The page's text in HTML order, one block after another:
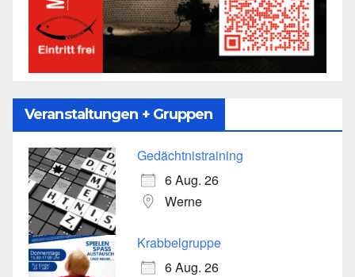
Veranstaltungen + Gruppen
Gedächtnistraining
6 Aug. 26
Werne
Krabbelgruppe
6 Aug. 26